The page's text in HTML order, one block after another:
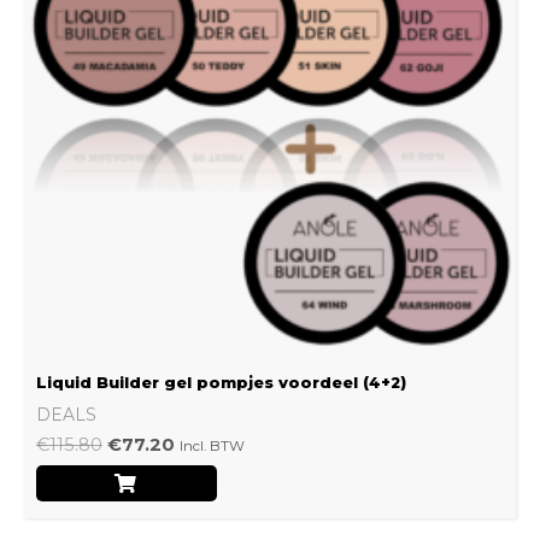
Liquid Builder gel pompjes voordeel (4+2)
DEALS
€115.80 €77.20 Incl. BTW